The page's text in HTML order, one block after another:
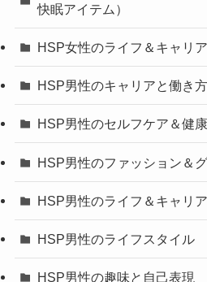
快眠アイテム）
HSP女性のライフ＆キャリア
HSP男性のキャリアと働き方
HSP男性のセルフケア＆健康
HSP男性のファッション＆
HSP男性のライフ＆キャリア
HSP男性のライフスタイル
HSP男性の趣味と自己表現